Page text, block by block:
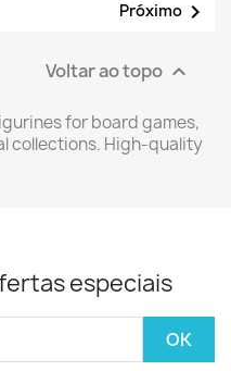
Próximo 
Voltar ao topo 
for board games,
collections. High-quality
especiais